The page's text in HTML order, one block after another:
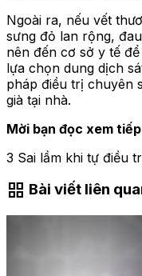
Ngoài ra, nếu vết
sưng đỏ lan rộng,
nên đến cơ sở y tế
lựa chọn dung dịch
pháp điều trị chuyên
già tại nhà.
Mời bạn đọc xem
3 Sai lầm khi tự điều
grid_view Bài viết liên